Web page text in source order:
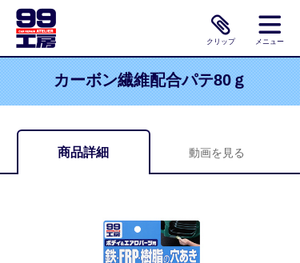
クリップ メニュー
カーボン繊維配合パテ80ｇ
商品詳細 動画を見る